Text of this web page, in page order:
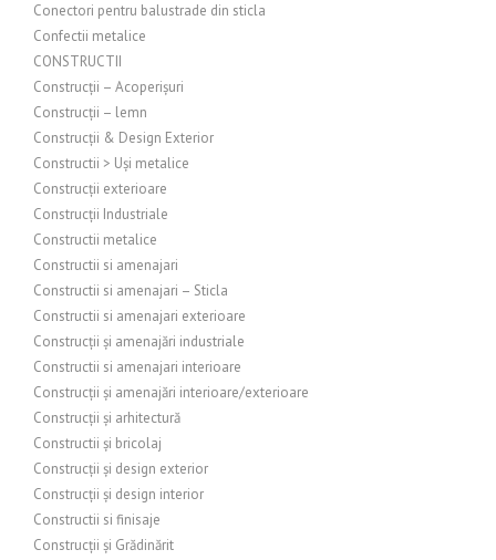
Conectori pentru balustrade din sticla
Confectii metalice
CONSTRUCTII
Construcții – Acoperișuri
Construcții – lemn
Construcții & Design Exterior
Constructii > Uși metalice
Construcții exterioare
Construcții Industriale
Constructii metalice
Constructii si amenajari
Constructii si amenajari – Sticla
Constructii si amenajari exterioare
Construcții și amenajări industriale
Constructii si amenajari interioare
Construcții și amenajări interioare/exterioare
Construcții și arhitectură
Constructii și bricolaj
Construcții și design exterior
Construcții și design interior
Constructii si finisaje
Construcții și Grădinărit